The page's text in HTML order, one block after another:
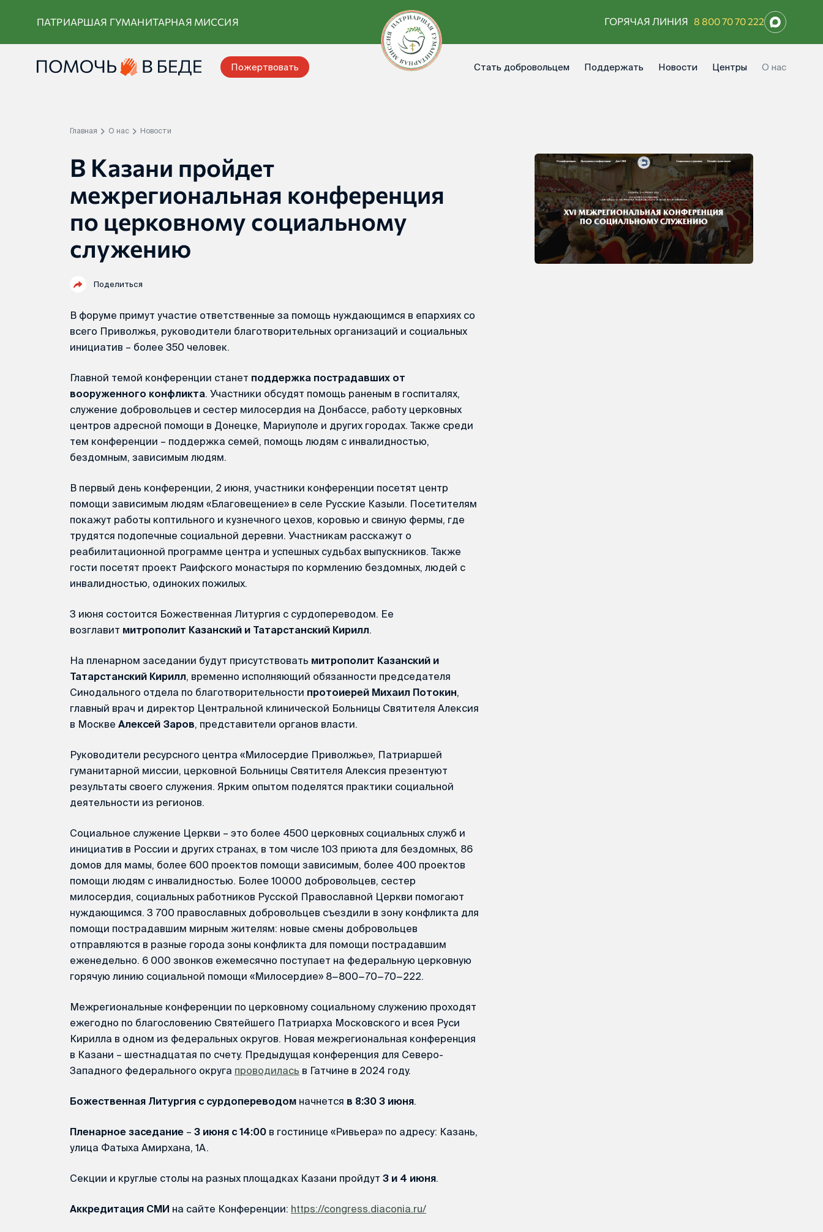
ПАТРИАРШАЯ ГУМАНИТАРНАЯ МИССИЯ ГОРЯЧАЯ ЛИНИЯ 8 800 70 70 222
Пожертвовать Стать добровольцем Поддержать Новости Центры О нас
Главная О нас Новости
В Казани пройдет
межрегиональная конференция
по церковному социальному
служению
Поделиться
В форуме примут участие ответственные за помощь нуждающимся в епархиях со
всего Приволжья, руководители благотворительных организаций и социальных
инициатив – более 350 человек.
Главной темой конференции станет поддержка пострадавших от
вооруженного конфликта. Участники обсудят помощь раненым в госпиталях,
служение добровольцев и сестер милосердия на Донбассе, работу церковных
центров адресной помощи в Донецке, Мариуполе и других городах. Также среди
тем конференции – поддержка семей, помощь людям с инвалидностью,
бездомным, зависимым людям.
В первый день конференции, 2 июня, участники конференции посетят центр
помощи зависимым людям «Благовещение» в селе Русские Казыли. Посетителям
покажут работы коптильного и кузнечного цехов, коровью и свиную фермы, где
трудятся подопечные социальной деревни. Участникам расскажут о
реабилитационной программе центра и успешных судьбах выпускников. Также
гости посетят проект Раифского монастыря по кормлению бездомных, людей с
инвалидностью, одиноких пожилых.
3 июня состоится Божественная Литургия с сурдопереводом. Ее
возглавит митрополит Казанский и Татарстанский Кирилл.
На пленарном заседании будут присутствовать митрополит Казанский и
Татарстанский Кирилл, временно исполняющий обязанности председателя
Синодального отдела по благотворительности протоиерей Михаил Потокин,
главный врач и директор Центральной клинической Больницы Святителя Алексия
в Москве Алексей Заров, представители органов власти.
Руководители ресурсного центра «Милосердие Приволжье», Патриаршей
гуманитарной миссии, церковной Больницы Святителя Алексия презентуют
результаты своего служения. Ярким опытом поделятся практики социальной
деятельности из регионов.
Социальное служение Церкви – это более 4500 церковных социальных служб и
инициатив в России и других странах, в том числе 103 приюта для бездомных, 86
домов для мамы, более 600 проектов помощи зависимым, более 400 проектов
помощи людям с инвалидностью. Более 10000 добровольцев, сестер
милосердия, социальных работников Русской Православной Церкви помогают
нуждающимся. 3 700 православных добровольцев съездили в зону конфликта для
помощи пострадавшим мирным жителям: новые смены добровольцев
отправляются в разные города зоны конфликта для помощи пострадавшим
еженедельно. 6 000 звонков ежемесячно поступает на федеральную церковную
горячую линию социальной помощи «Милосердие» 8−800−70−70−222.
Межрегиональные конференции по церковному социальному служению проходят
ежегодно по благословению Святейшего Патриарха Московского и всея Руси
Кирилла в одном из федеральных округов. Новая межрегиональная конференция
в Казани – шестнадцатая по счету. Предыдущая конференция для Северо-
Западного федерального округа проводилась в Гатчине в 2024 году.
Божественная Литургия с сурдопереводом начнется в 8:30 3 июня.
Пленарное заседание – 3 июня с 14:00 в гостинице «Ривьера» по адресу: Казань,
улица Фатыха Амирхана, 1А.
Секции и круглые столы на разных площадках Казани пройдут 3 и 4 июня.
Аккредитация СМИ на сайте Конференции: https://congress.diaconia.ru/